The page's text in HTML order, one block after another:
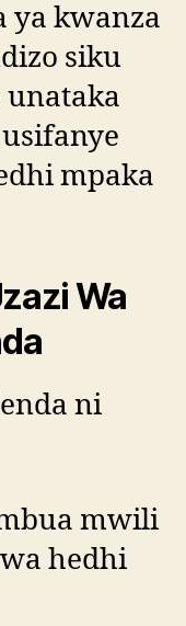
ya kwanza
siku
unataka
mpaka
Wa
ni
mwili
hedhi